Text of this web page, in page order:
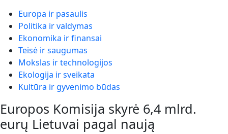
Europa ir pasaulis
Politika ir valdymas
Ekonomika ir finansai
Teisė ir saugumas
Mokslas ir technologijos
Ekologija ir sveikata
Kultūra ir gyvenimo būdas
Europos Komisija skyrė 6,4 mlrd.
eurų Lietuvai pagal naują